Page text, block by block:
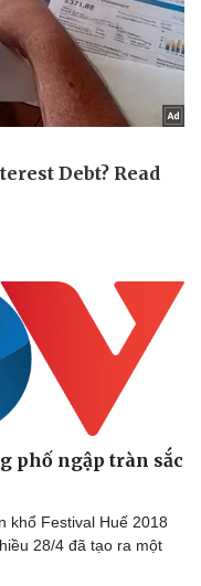
Công nghệ
Trải nghiệm
phố ngập tràn sắc
khổ Festival Huế 2018
28/4 đã tạo ra một